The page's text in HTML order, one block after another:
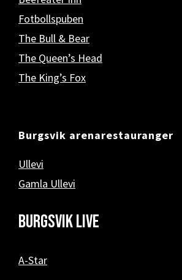
Fotbollspuben
The Bull & Bear
The Queen’s Head
The King’s Fox
Burgsvik arenarestauranger
Ullevi
Gamla Ullevi
Burgsvik Live
A-Star